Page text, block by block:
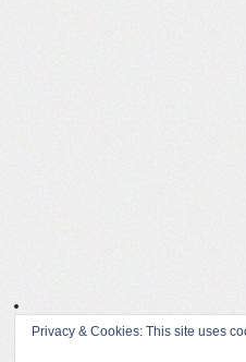
Privacy & Cookies: This site uses